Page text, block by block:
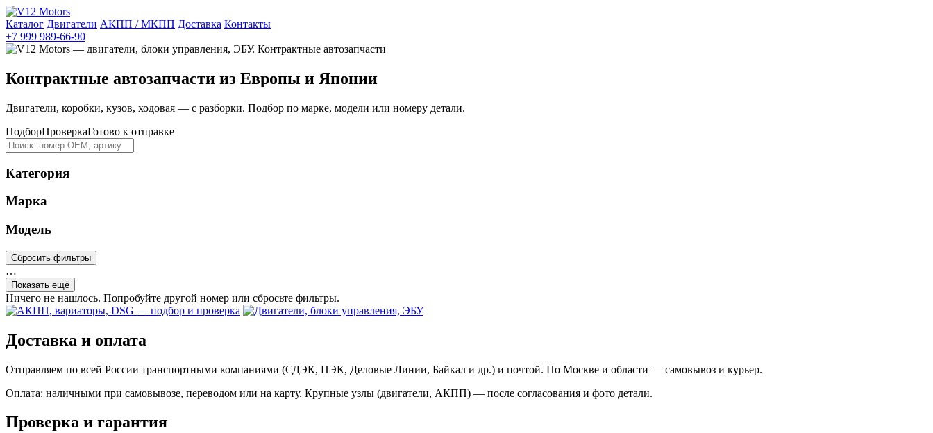
Каталог Двигатели АКПП / МКПП Доставка Контакты
+7 999 989-66-90
Контрактные автозапчасти из Европы и Японии
Двигатели, коробки, кузов, ходовая — с разборки. Подбор по марке, модели или номеру детали.
ПодборПроверкаГотово к отправке
Категория
Марка
Модель
Сбросить фильтры
…
Показать ещё
Ничего не нашлось. Попробуйте другой номер или сбросьте фильтры.
Доставка и оплата
Отправляем по всей России транспортными компаниями (СДЭК, ПЭК, Деловые Линии, Байкал и др.) и почтой. По Москве и области — самовывоз и курьер.
Оплата: наличными при самовывозе, переводом или на карту. Крупные узлы (двигатели, АКПП) — после согласования и фото детали.
Проверка и гарантия